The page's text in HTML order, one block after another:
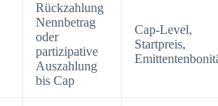
Rückzahlung
Nennbetrag
oder
partizipative
Auszahlung
bis Cap
Cap-Level,
Startpreis,